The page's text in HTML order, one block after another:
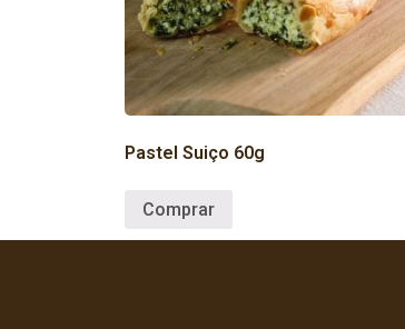
Pastel Suiço 60g
Comprar